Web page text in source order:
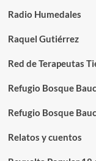
Radio Humedales
Raquel Gutiérrez
Red de Terapeutas
Refugio Bosque
Refugio Bosque
Relatos y cuentos